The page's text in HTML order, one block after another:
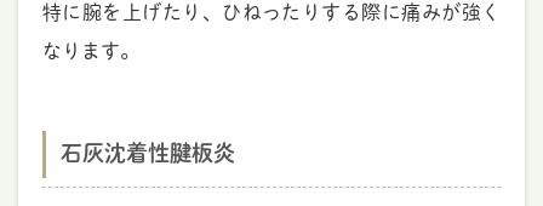
特に腕を上げたり、ひねったりする際に痛みが強く
なります。
石灰沈着性腱板炎